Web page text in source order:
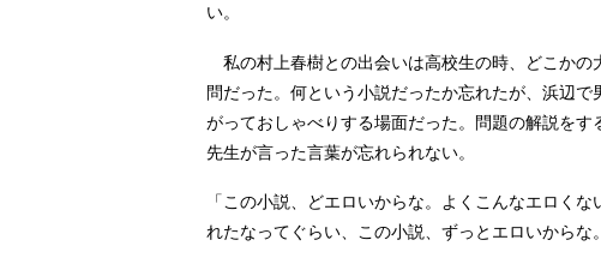
い。
私の村上春樹との出会いは高校生の時、どこかの
問だった。何という小説だったか忘れたが、浜辺で
がっておしゃべりする場面だった。問題の解説をす
先生が言った言葉が忘れられない。
「この小説、どエロいからな。よくこんなエロくな
れたなってぐらい、この小説、ずっとエロいからな